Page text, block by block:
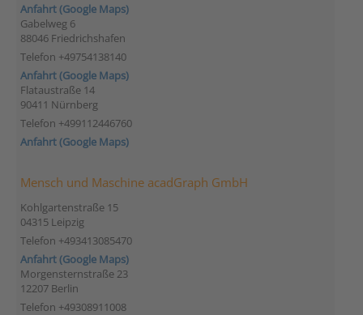
Anfahrt (Google Maps)
Gabelweg 6
88046 Friedrichshafen
Telefon +49754138140
Anfahrt (Google Maps)
Flataustraße 14
90411 Nürnberg
Telefon +499112446760
Anfahrt (Google Maps)
Mensch und Maschine acadGraph GmbH
Kohlgartenstraße 15
04315 Leipzig
Telefon +493413085470
Anfahrt (Google Maps)
Morgensternstraße 23
12207 Berlin
Telefon +49308911008